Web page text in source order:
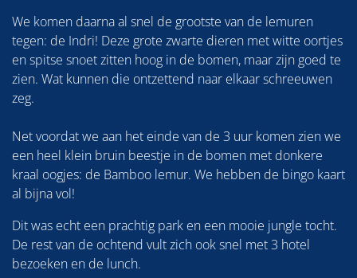
We komen daarna al snel de grootste van de lemuren
tegen: de Indri! Deze grote zwarte dieren met witte oortjes
en spitse snoet zitten hoog in de bomen, maar zijn goed te
zien. Wat kunnen die ontzettend naar elkaar schreeuwen
zeg.
Net voordat we aan het einde van de 3 uur komen zien we
een heel klein bruin beestje in de bomen met donkere
kraal oogjes: de Bamboo lemur. We hebben de bingo kaart
al bijna vol!
Dit was echt een prachtig park en een mooie jungle tocht.
De rest van de ochtend vult zich ook snel met 3 hotel
bezoeken en de lunch.